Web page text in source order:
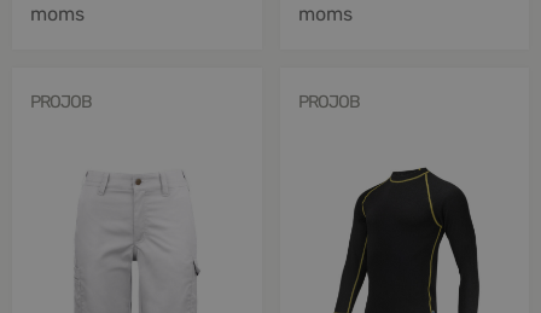
moms
moms
PROJOB PROJOB